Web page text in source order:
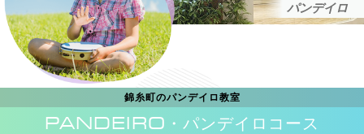
パンデイロ
錦糸町のパンデイロ教室
PANDEIRO ・パンデイロコース